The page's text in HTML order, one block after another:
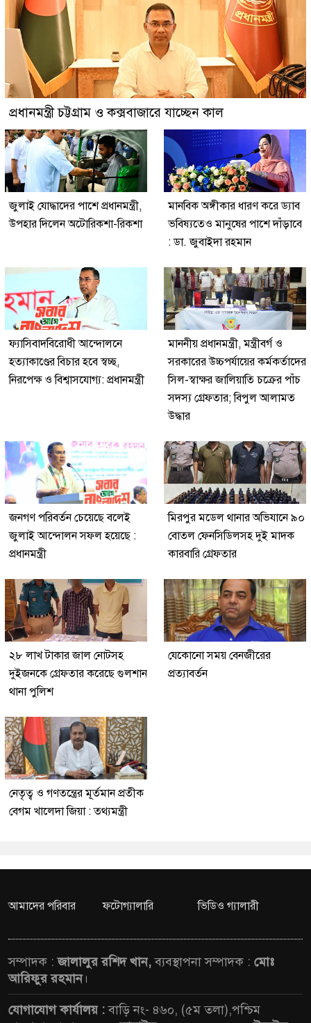
প্রধানমন্ত্রী চট্টগ্রাম ও কক্সবাজারে যাচ্ছেন কাল
জুলাই যোদ্ধাদের পাশে প্রধানমন্ত্রী,
উপহার দিলেন অটোরিকশা-রিকশা
মানবিক অঙ্গীকার ধারণ করে ড্যাব
ভবিষ্যতেও মানুষের পাশে দাঁড়াবে
: ডা. জুবাইদা রহমান
ফ্যাসিবাদবিরোধী আন্দোলনে
হত্যাকাণ্ডের বিচার হবে স্বচ্ছ,
নিরপেক্ষ ও বিশ্বাসযোগ্য: প্রধানমন্ত্রী
মাননীয় প্রধানমন্ত্রী, মন্ত্রীবর্গ ও
সরকারের উচ্চপর্যায়ের কর্মকর্তাদের
সিল-স্বাক্ষর জালিয়াতি চক্রের পাঁচ
সদস্য গ্রেফতার; বিপুল আলামত
উদ্ধার
জনগণ পরিবর্তন চেয়েছে বলেই
জুলাই আন্দোলন সফল হয়েছে :
প্রধানমন্ত্রী
মিরপুর মডেল থানার অভিযানে ৯০
বোতল ফেনসিডিলসহ দুই মাদক
কারবারি গ্রেফতার
২৮ লাখ টাকার জাল নোটসহ
দুইজনকে গ্রেফতার করেছে গুলশান
থানা পুলিশ
যেকোনো সময় বেনজীরের
প্রত্যাবর্তন
নেতৃত্ব ও গণতন্ত্রের মূর্তমান প্রতীক
বেগম খালেদা জিয়া : তথ্যমন্ত্রী
আমাদের পরিবার ফটোগ্যালারি ভিডিও গ্যালারী
সম্পাদক :জালালুর রশিদ খান,ব্যবস্থাপনা সম্পাদক : মোঃ
আরিফুর রহমান।
যোগাযোগ কার্যালয় :বাড়ি নং- ৪৬০, (৫ম তলা),পশ্চিম